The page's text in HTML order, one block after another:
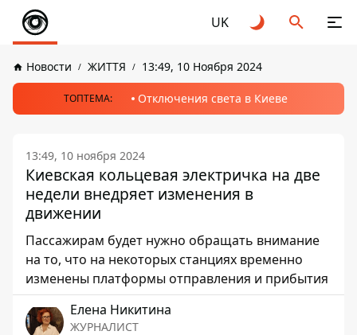
UK
Новости ЖИТТЯ 13:49, 10 Ноября 2024
ТОПТЕМА: Отключения света в Киеве
13:49, 10 ноября 2024
Киевская кольцевая электричка на две
недели внедряет изменения в
движении
Пассажирам будет нужно обращать внимание
на то, что на некоторых станциях временно
изменены платформы отправления и прибытия
Елена Никитина
ЖУРНАЛИСТ